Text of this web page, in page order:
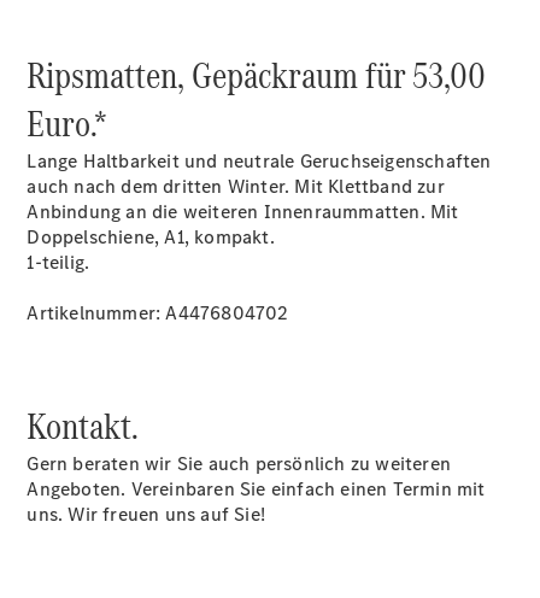
Vito
Kastenwagen
- elektrisch
Vito Mixto
Vito Tourer
eVito
Citan
Citan
Kastenwagen
Ripsmatten, Gepäckraum für 53,00
Euro.*
Lange Haltbarkeit und neutrale Geruchseigenschaften
auch nach dem dritten Winter. Mit Klettband zur
Anbindung an die weiteren Innenraummatten. Mit
Doppelschiene, A1, kompakt.
1-teilig.
Artikelnummer: A4476804702
Kontakt.
Gern beraten wir Sie auch persönlich zu weiteren
Angeboten. Vereinbaren Sie einfach einen Termin mit
uns. Wir freuen uns auf Sie!